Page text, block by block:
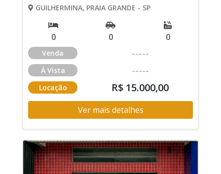
GUILHERMINA, PRAIA GRANDE - SP
0 0 0
Venda -----
Á Vista -----
Locação R$ 15.000,00
Ver mais detalhes